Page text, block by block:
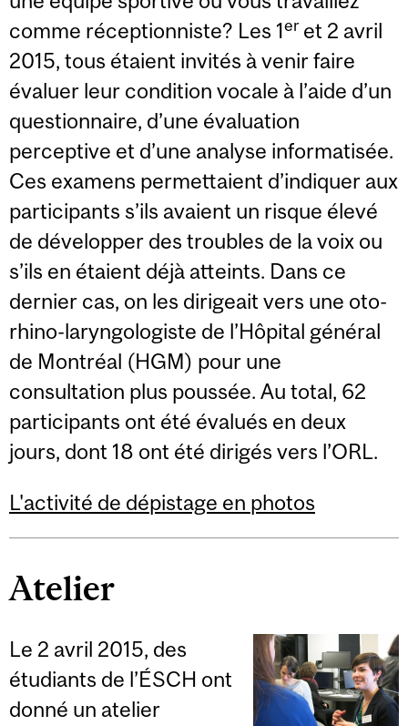
comme réceptionniste? Les 1eret 2 avril
2015, tous étaient invités à venir faire
évaluer leur condition vocale à l’aide d’un
questionnaire, d’une évaluation
perceptive et d’une analyse informatisée.
Ces examens permettaient d’indiquer aux
participants s’ils avaient un risque élevé
de développer des troubles de la voix ou
s’ils en étaient déjà atteints. Dans ce
dernier cas, on les dirigeait vers une oto-
rhino-laryngologiste de l’Hôpital général
de Montréal (HGM) pour une
consultation plus poussée. Au total, 62
participants ont été évalués en deux
jours, dont 18 ont été dirigés vers l’ORL.
L'activité de dépistage en photos
Atelier
Le 2 avril 2015, des
étudiants de l’ÉSCH ont
donné un atelier